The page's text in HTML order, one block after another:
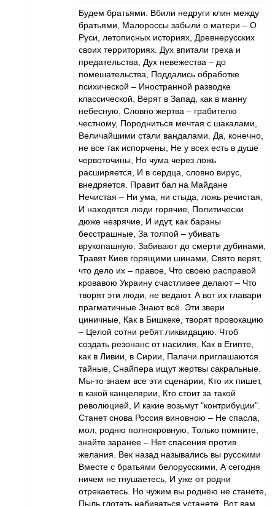
Будем братьями. Вбили недруги клин между
братьями, Малороссы забыли о матери – О
Руси, летописных историях, Древнерусских
своих территориях. Дух впитали греха и
предательства, Дух невежества – до
помешательства, Поддались обработке
психической – Иностранной разводке
классической. Верят в Запад, как в манну
небесную, Словно жертва – грабителю
честному, Породниться мечтая с шакалами,
Величайшими стали вандалами. Да, конечно,
не все так испорчены, Не у всех есть в душе
червоточины, Но чума через ложь
расширяется, И в сердца, словно вирус,
внедряется. Правит бал на Майдане
Нечистая – Ни ума, ни стыда, ложь речистая,
И находятся люди горячие, Политически
дюже незрячие, И идут, как бараны
бесстрашные, За толпой – убивать
врукопашную. Забивают до смерти дубинами,
Травят Киев горящими шинами, Свято верят,
что дело их – правое, Что своею расправой
кровавою Украину счастливее делают – Что
творят эти люди, не ведают. А вот их главари
прагматичные Знают всё. Эти звери
циничные, Как в Бишкеке, творят провокацию
– Целой сотни ребят ликвидацию. Чтоб
создать резонанс от насилия, Как в Египте,
как в Ливии, в Сирии, Палачи приглашаются
тайные, Снайпера ищут жертвы сакральные.
Мы-то знаем все эти сценарии, Кто их пишет,
в какой канцелярии, Кто стоит за такой
революцией, И какие возьмут "контрибуции".
Станет снова Россия виновною – Не спасла,
мол, родню полнокровную, Только помните,
знайте заранее – Нет спасения против
желания. Век назад назывались вы русскими
Вместе с братьями белорусскими, А сегодня
ничем не гнушаетесь, И уже от родни
отрекаетесь. Но чужим вы роднёю не станете,
Пыль глотать набиваться устанете. Вот вам